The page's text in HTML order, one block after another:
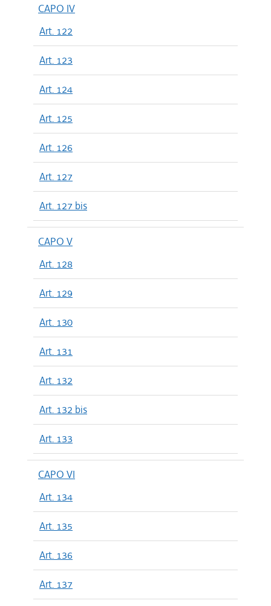
CAPO IV
Art. 122
Art. 123
Art. 124
Art. 125
Art. 126
Art. 127
Art. 127 bis
CAPO V
Art. 128
Art. 129
Art. 130
Art. 131
Art. 132
Art. 132 bis
Art. 133
CAPO VI
Art. 134
Art. 135
Art. 136
Art. 137